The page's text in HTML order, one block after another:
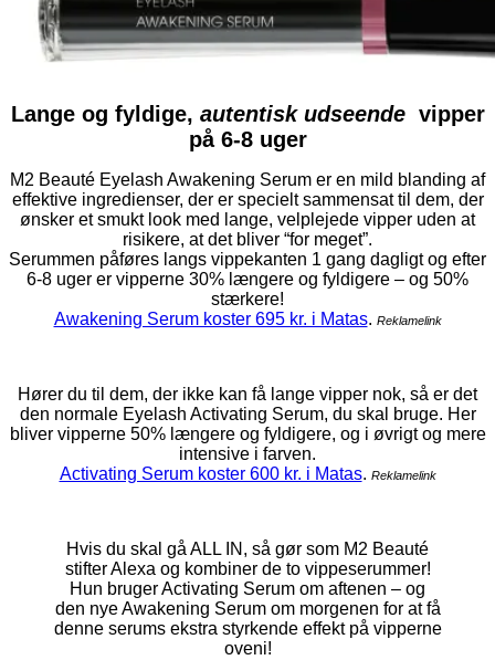
Lange og fyldige, autentisk udseende vipper
på 6-8 uger
M2 Beauté Eyelash Awakening Serum er en mild blanding af
effektive ingredienser, der er specielt sammensat til dem, der
ønsker et smukt look med lange, velplejede vipper uden at
risikere, at det bliver “for meget”.
Serummen påføres langs vippekanten 1 gang dagligt og efter
6-8 uger er vipperne 30% længere og fyldigere – og 50%
stærkere!
Awakening Serum koster 695 kr. i Matas. Reklamelink
Hører du til dem, der ikke kan få lange vipper nok, så er det
den normale Eyelash Activating Serum, du skal bruge. Her
bliver vipperne 50% længere og fyldigere, og i øvrigt og mere
intensive i farven.
Activating Serum koster 600 kr. i Matas. Reklamelink
Hvis du skal gå ALL IN, så gør som M2 Beauté
stifter Alexa og kombiner de to vippeserummer!
Hun bruger Activating Serum om aftenen – og
den nye Awakening Serum om morgenen for at få
denne serums ekstra styrkende effekt på vipperne
oveni!